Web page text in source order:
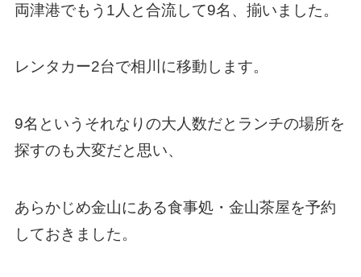
両津港でもう1人と合流して9名、揃いました。
レンタカー2台で相川に移動します。
9名というそれなりの大人数だとランチの場所を
探すのも大変だと思い、
あらかじめ金山にある食事処・金山茶屋を予約
しておきました。